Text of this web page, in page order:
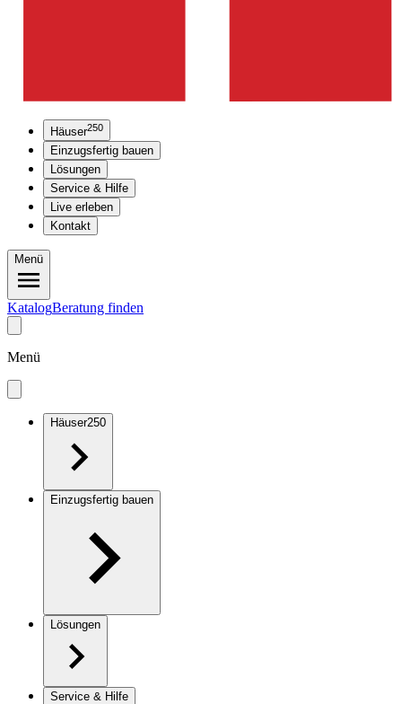
Häuser250
Einzugsfertig bauen
Lösungen
Service & Hilfe
Live erleben
Kontakt
Menü
KatalogBeratung finden
Menü
Häuser250
Einzugsfertig bauen
Lösungen
Service & Hilfe